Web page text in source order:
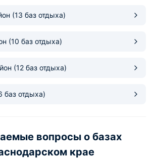
(13 баз отдыха)
(10 баз отдыха)
(12 баз отдыха)
баз отдыха)
вопросы о базах
крае